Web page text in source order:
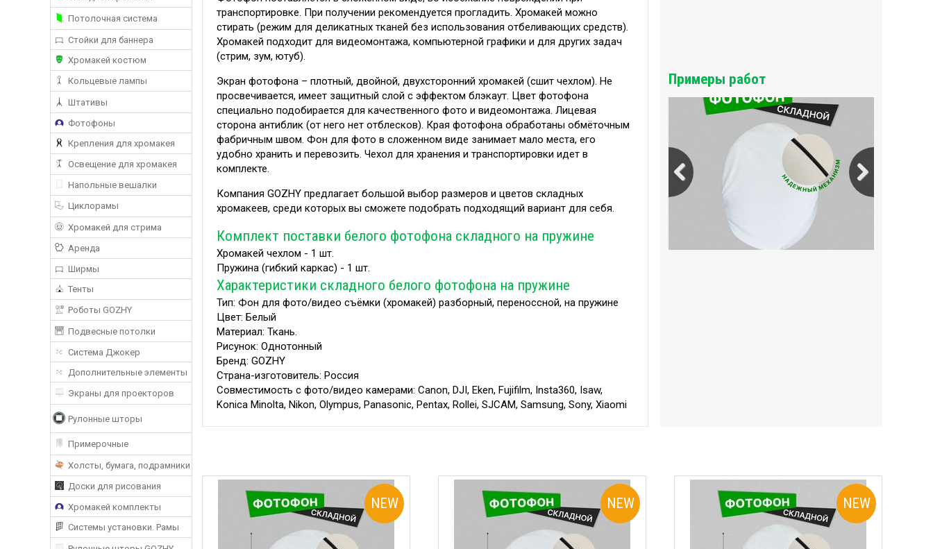
Потолочная система
Стойки для баннера
Хромакей костюм
Кольцевые лампы
Штативы
Фотофоны
Крепления для хромакея
Освещение для хромакея
Напольные вешалки
Циклорамы
Хромакей для стрима
Аренда
Ширмы
Тенты
Роботы GOZHY
Подвесные потолки
Система Джокер
Дополнительные элементы
Экраны для проекторов
Рулонные шторы
Примерочные
Холсты, бумага, подрамники
Доски для рисования
Хромакей комплекты
Системы установки. Рамы
транспортировке. При получении рекомендуется прогладить. Хромакей можно
стирать (режим для деликатных тканей без использования отбеливающих средств).
Хромакей подходит для видеомонтажа, компьютерной графики и для других задач
(стрим, зум, ютуб).
Экран фотофона – плотный, двойной, двухсторонний хромакей (сшит чехлом). Не
просвечивается, имеет защитный слой с эффектом блэкаут. Цвет фотофона
специально подобирается для качественного фото и видеомонтажа. Лицевая
сторона антиблик (от него нет отблесков). Края фотофона обработаны обмёточным
фабричным швом. Фон для фото в сложенном виде занимает мало места, его
удобно хранить и перевозить. Чехол для хранения и транспортировки идет в
комплекте.
Компания GOZHY предлагает большой выбор размеров и цветов складных
хромакеев, среди которых вы сможете подобрать подходящий вариант для себя.
Комплект поставки белого фотофона складного на пружине
Хромакей чехлом - 1 шт.
Пружина (гибкий каркас) - 1 шт.
Характеристики складного белого фотофона на пружине
Тип: Фон для фото/видео съёмки (хромакей) разборный, переноссной, на пружине
Цвет: Белый
Материал: Ткань.
Рисунок: Однотонный
Бренд: GOZHY
Страна-изготовитель: Россия
Совместимость с фото/видео камерами: Canon, DJI, Eken, Fujifilm, Insta360, Isaw,
Konica Minolta, Nikon, Olympus, Panasonic, Pentax, Rollei, SJCAM, Samsung, Sony, Xiaomi
Примеры работ
NEW NEW NEW